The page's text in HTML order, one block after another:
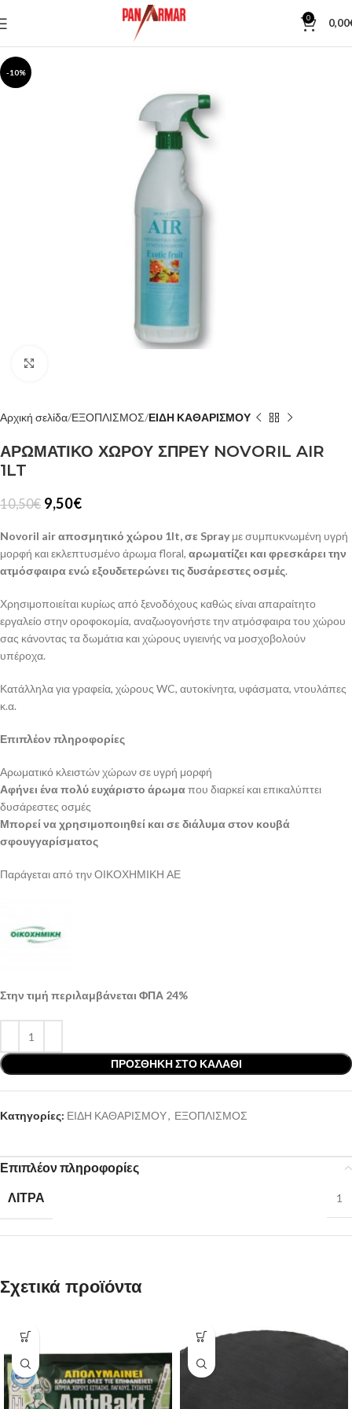
0 0,00
-10%
Αρχική σελίδα ΕΞΟΠΛΙΣΜΟΣ ΕΙΔΗ ΚΑΘΑΡΙΣΜΟΥ
ΑΡΩΜΑΤΙΚΟ ΧΩΡΟΥ ΣΠΡΕΥ NOVORIL AIR
1LT
10,50€ 9,50€
Novoril air αποσμητικό χώρου 1lt, σε Spray με συμπυκνωμένη υγρή
μορφή και εκλεπτυσμένο άρωμα floral, αρωματίζει και φρεσκάρει την
ατμόσφαιρα ενώ εξουδετερώνει τις δυσάρεστες οσμές.
Χρησιμοποιείται κυρίως από ξενοδόχους καθώς είναι απαραίτητο
εργαλείο στην οροφοκομία, αναζωογονήστε την ατμόσφαιρα του χώρου
σας κάνοντας τα δωμάτια και χώρους υγιεινής να μοσχοβολούν
υπέροχα.
Κατάλληλα για γραφεία, χώρους WC, αυτοκίνητα, υφάσματα, ντουλάπες
κ.α.
Επιπλέον πληροφορίες
Αρωματικό κλειστών χώρων σε υγρή μορφή
Αφήνει ένα πολύ ευχάριστο άρωμαπου διαρκεί και επικαλύπτει
δυσάρεστες οσμές
Μπορεί να χρησιμοποιηθεί και σε διάλυμα στον κουβά
σφουγγαρίσματος
Παράγεται από την ΟΙΚΟΧΗΜΙΚΗ ΑΕ
Στην τιμή περιλαμβάνεται ΦΠΑ 24%
ΠΡΟΣΘΉΚΗ ΣΤΟ ΚΑΛΆΘΙ
Κατηγορίες: ΕΙΔΗ ΚΑΘΑΡΙΣΜΟΥ, ΕΞΟΠΛΙΣΜΟΣ
Επιπλέον πληροφορίες
ΛΙΤΡΑ
1
Σχετικά προϊόντα